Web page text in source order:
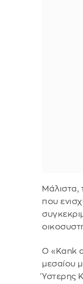
Μάλιστα,
που
Ο «Kank
μεσαίου
Ύστερης